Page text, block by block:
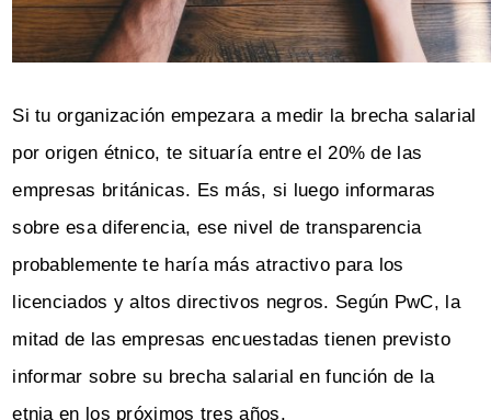
Si tu organización empezara a medir la brecha salarial
por origen étnico, te situaría entre el 20% de las
empresas británicas. Es más, si luego informaras
sobre esa diferencia, ese nivel de transparencia
probablemente te haría más atractivo para los
licenciados y altos directivos negros. Según PwC, la
mitad de las empresas encuestadas tienen previsto
informar sobre su brecha salarial en función de la
etnia en los próximos tres años.